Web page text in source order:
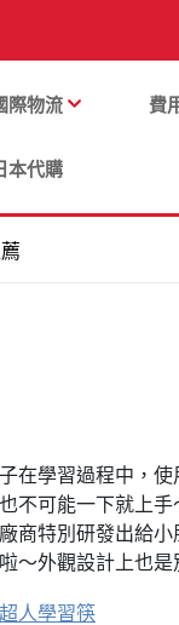
際物流 費
本代購
策略
在學習過程中，
不可能一下就上手
商特別研發出給
～外觀設計上也
人學習筷